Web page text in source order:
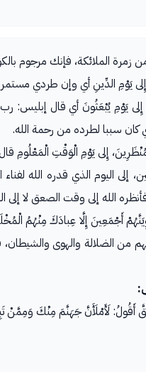
زمرة الملائكة، فإنك مرجوم
يَوْمِ الدِّينِ أي وإن طردي مستمر
يَوْمِ يُبْعَثُونَ أي قال إبليس: رب
كان سببا لطرده من رحمة الله.
إِلى يَوْمِ الْوَقْتِ الْمَعْلُومِ قال
إلى اليوم الذي قدره الله
الله إلى وقت الصعق لا
أَجْمَعِينَ إِلَّا عِبادَكَ مِنْهُمُ
أَقُولُ: لَأَمْلَأَنَّ جَهَنَّمَ مِنْكَ وَمِمَّنْ